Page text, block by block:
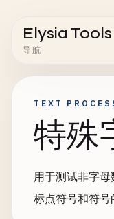
Elysia Tools
导航
TEXT
特殊
用于测试非字母
标点符号和符